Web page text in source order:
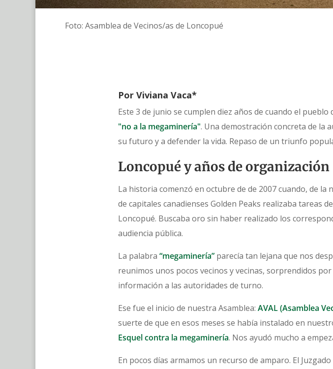
Foto: Asamblea de Vecinos/as de Loncopué
Por Viviana Vaca*
Este 3 de junio se cumplen diez años de cuando el pueblo
"no a la megaminería". Una demostración concreta de la
su futuro y a defender la vida. Repaso de un triunfo
Loncopué y años de organización
La historia comenzó en octubre de de 2007 cuando, de
de capitales canadienses Golden Peaks realizaba tareas
Loncopué. Buscaba oro sin haber realizado los
audiencia pública.
La palabra “megaminería” parecía tan lejana que nos
reunimos unos pocos vecinos y vecinas, sorprendidos
información a las autoridades de turno.
Ese fue el inicio de nuestra Asamblea: AVAL (Asamblea
suerte de que en esos meses se había instalado en
Esquel contra la megaminería. Nos ayudó mucho a
En pocos días armamos un recurso de amparo. El